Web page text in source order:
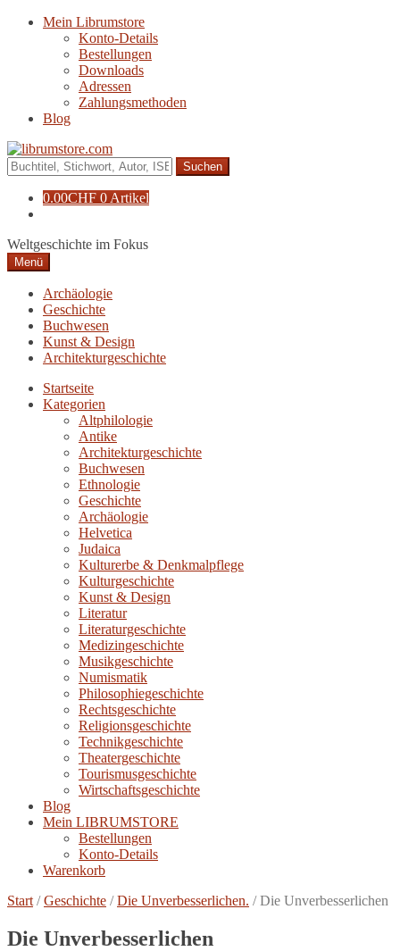
Navigation
Zum
Mein Librumstore
Konto-Details
Bestellungen
Downloads
Adressen
Zahlungsmethoden
Blog
Suche
nach:
0.00CHF 0 Artikel
Weltgeschichte im Fokus
Menü
Archäologie
Geschichte
Buchwesen
Kunst & Design
Architekturgeschichte
Startseite
Kategorien
Altphilologie
Antike
Architekturgeschichte
Buchwesen
Ethnologie
Geschichte
Archäologie
Helvetica
Judaica
Kulturerbe & Denkmalpflege
Kulturgeschichte
Kunst & Design
Literatur
Literaturgeschichte
Medizingeschichte
Musikgeschichte
Numismatik
Philosophiegeschichte
Rechtsgeschichte
Religionsgeschichte
Technikgeschichte
Theatergeschichte
Tourismusgeschichte
Wirtschaftsgeschichte
Blog
Mein LIBRUMSTORE
Bestellungen
Konto-Details
Warenkorb
Start /Geschichte /Die Unverbesserlichen. /Die Unverbesserlichen
Die Unverbesserlichen